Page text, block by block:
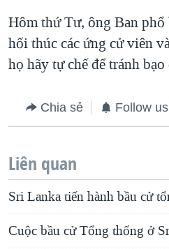
Hôm thứ Tư, ông Ban
hối thúc các ứng cử viên
họ hãy tự chế để tránh
Chia sẻ Follow us
Liên quan
Sri Lanka tiến hành bầu cử
Cuộc bầu cử Tổng thống ở